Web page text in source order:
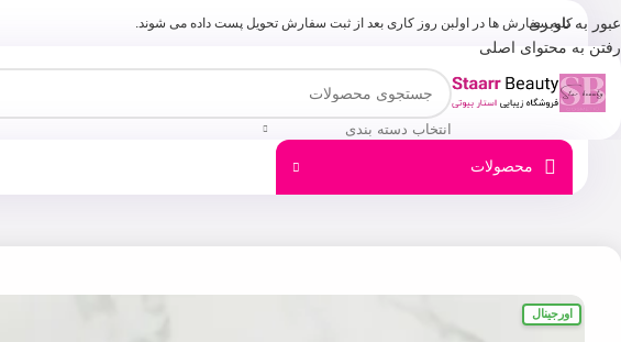
عبور به ناوبری
رفتن به محتوای اصلی
کلیه سفارش ها در اولبن روز کاری بعد از ثبت سفارش تحویل پست داده می شوند.
انتخاب دسته بندی
محصولات
اورجینال